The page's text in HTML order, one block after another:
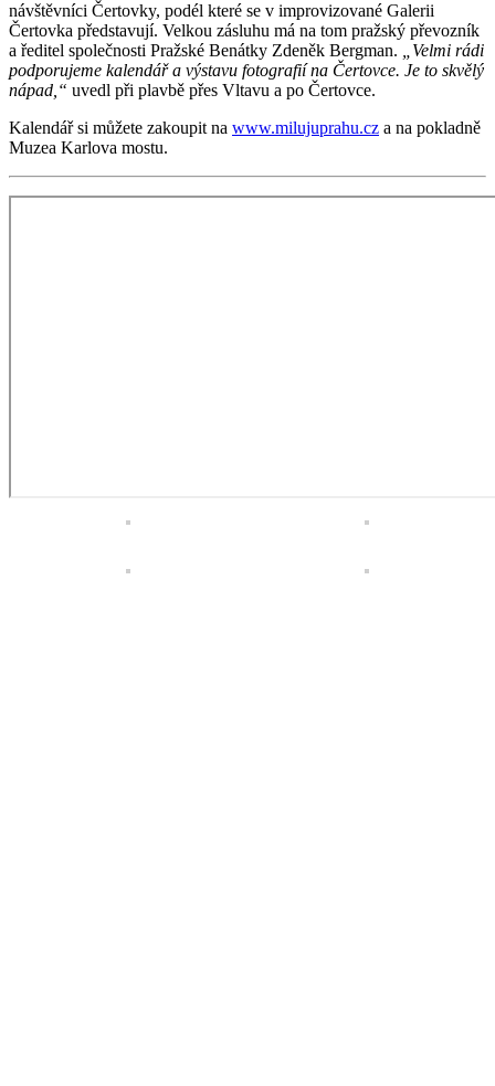
návštěvníci Čertovky, podél které se v improvizované Galerii
Čertovka představují. Velkou zásluhu má na tom pražský převozník
a ředitel společnosti Pražské Benátky Zdeněk Bergman. „Velmi rádi
podporujeme kalendář a výstavu fotografií na Čertovce. Je to skvělý
nápad,“ uvedl při plavbě přes Vltavu a po Čertovce.
Kalendář si můžete zakoupit na www.milujuprahu.cz a na pokladně
Muzea Karlova mostu.